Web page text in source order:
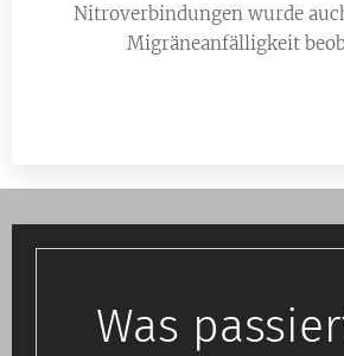
Nitroverbindungen wurde
Migräneanfälligkeit
Was